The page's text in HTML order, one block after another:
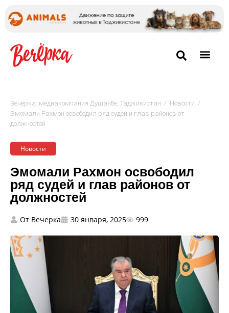
Вечёрка: медиакомпания Душанбе, Таджикистан / Новости /
Эмомали Рахмон освободил ряд судей и глав районов от
должностей
Новости
Эмомали Рахмон освободил
ряд судей и глав районов от
должностей
От Вечерка 30 января, 2025 999